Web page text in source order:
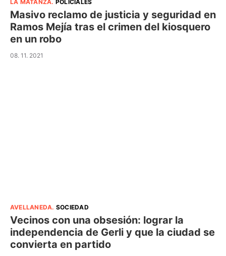
LA MATANZA. POLICIALES
Masivo reclamo de justicia y seguridad en
Ramos Mejía tras el crimen del kiosquero
en un robo
08. 11. 2021
AVELLANEDA. SOCIEDAD
Vecinos con una obsesión: lograr la
independencia de Gerli y que la ciudad se
convierta en partido